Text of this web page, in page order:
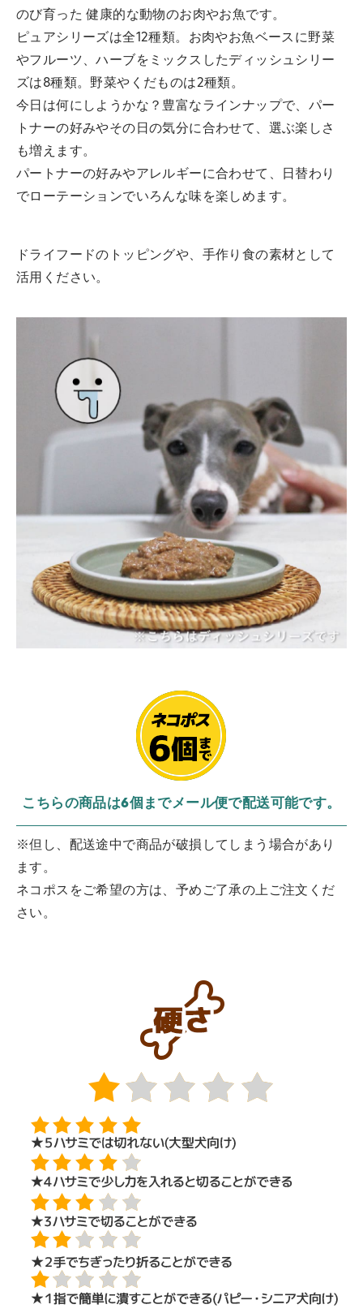
のび育った 健康的な動物のお肉やお魚です。
ピュアシリーズは全12種類。お肉やお魚ベースに野菜
やフルーツ、ハーブをミックスしたディッシュシリー
ズは8種類。野菜やくだものは2種類。
今日は何にしようかな？豊富なラインナップで、パー
トナーの好みやその日の気分に合わせて、選ぶ楽しさ
も増えます。
パートナーの好みやアレルギーに合わせて、日替わり
でローテーションでいろんな味を楽しめます。
ドライフードのトッピングや、手作り食の素材として
活用ください。
こちらの商品は6個までメール便で配送可能です。
※但し、配送途中で商品が破損してしまう場合があり
ます。
ネコポスをご希望の方は、予めご了承の上ご注文くだ
さい。